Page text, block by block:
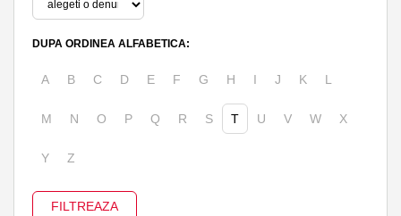
DUPA ORDINEA ALFABETICA:
A B C D E F G H I J K L
M N O P Q R S T U V W X
Y Z